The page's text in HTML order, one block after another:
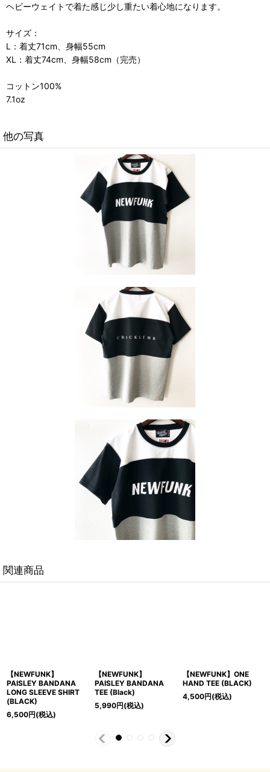
ヘビーウェイトで着た感じ少し重たい着心地になります。
サイズ：
L：着丈71cm、身幅55cm
XL：着丈74cm、身幅58cm（完売）
コットン100%
7.1oz
他の写真
関連商品
】
BANDANA
(Black)
円(税込)
【NEWFUNK】ONE
HAND TEE (BLACK)
4,500円(税込)
【NEWFUNK】SIXTAR
TEE (Black)
5,200円(税込)